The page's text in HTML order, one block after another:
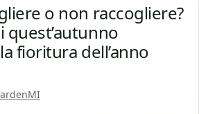
o non raccogliere?
quest’autunno
fioritura dell’anno